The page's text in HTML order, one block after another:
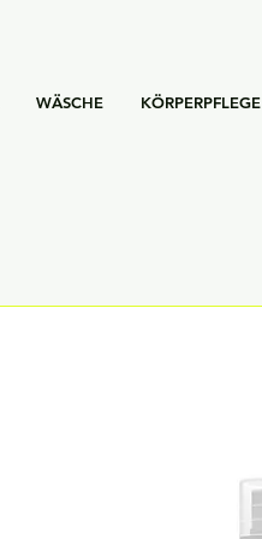
WÄSCHE KÖRPERPFLEGE